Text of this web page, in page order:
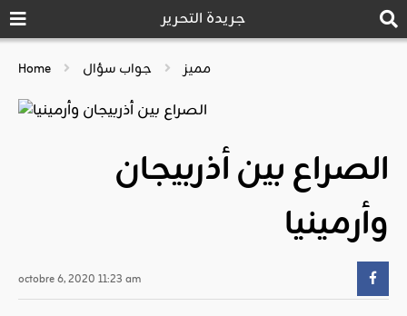
جريدة التحرير
Home مميز جواب سؤال
الصراع بين أذربيجان
وأرمينيا
octobre 6, 2020 11:23 am